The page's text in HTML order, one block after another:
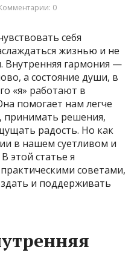
0
себя
жизнью и не
Внутренняя гармония —
а состояние души, в
«я» работают в
помогает нам легче
принимать решения,
радость. Но как
в нашем суетливом и
этой статье я
советами,
и поддерживать